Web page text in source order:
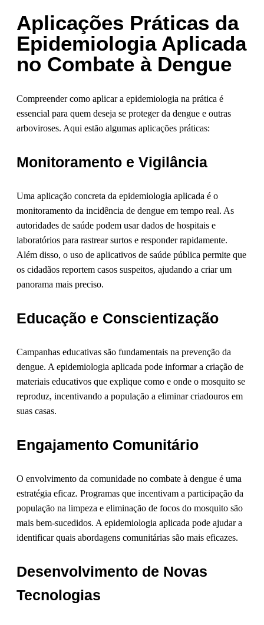
Aplicações Práticas da
Epidemiologia Aplicada
no Combate à Dengue
Compreender como aplicar a epidemiologia na prática é
essencial para quem deseja se proteger da dengue e outras
arboviroses. Aqui estão algumas aplicações práticas:
Monitoramento e Vigilância
Uma aplicação concreta da epidemiologia aplicada é o
monitoramento da incidência de dengue em tempo real. As
autoridades de saúde podem usar dados de hospitais e
laboratórios para rastrear surtos e responder rapidamente.
Além disso, o uso de aplicativos de saúde pública permite que
os cidadãos reportem casos suspeitos, ajudando a criar um
panorama mais preciso.
Educação e Conscientização
Campanhas educativas são fundamentais na prevenção da
dengue. A epidemiologia aplicada pode informar a criação de
materiais educativos que explique como e onde o mosquito se
reproduz, incentivando a população a eliminar criadouros em
suas casas.
Engajamento Comunitário
O envolvimento da comunidade no combate à dengue é uma
estratégia eficaz. Programas que incentivam a participação da
população na limpeza e eliminação de focos do mosquito são
mais bem-sucedidos. A epidemiologia aplicada pode ajudar a
identificar quais abordagens comunitárias são mais eficazes.
Desenvolvimento de Novas
Tecnologias